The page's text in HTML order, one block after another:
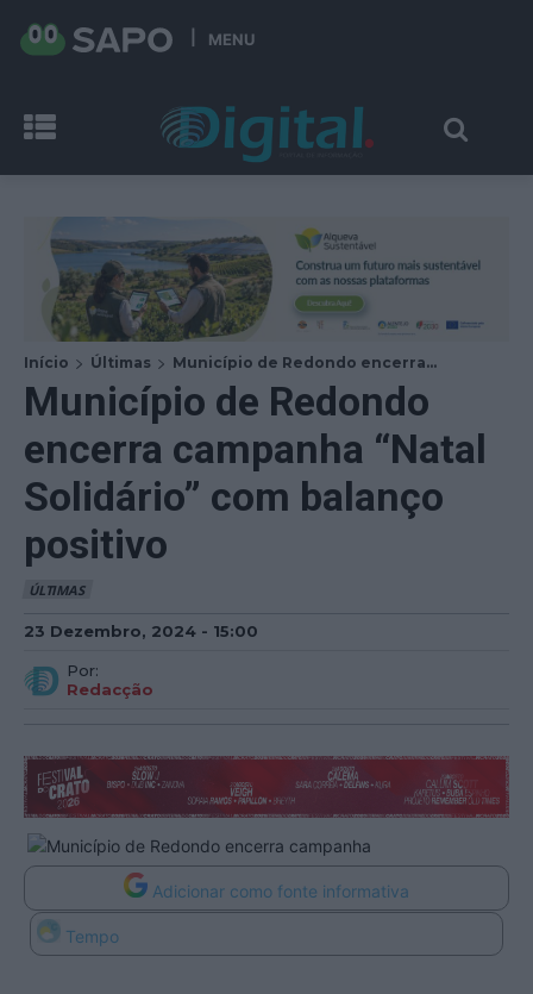
MENU
Início Últimas Município de Redondo encerra...
Município de Redondo
encerra campanha “Natal
Solidário” com balanço
positivo
ÚLTIMAS
23 Dezembro, 2024 - 15:00
Por:
Redacção
Adicionar como fonte informativa
Tempo